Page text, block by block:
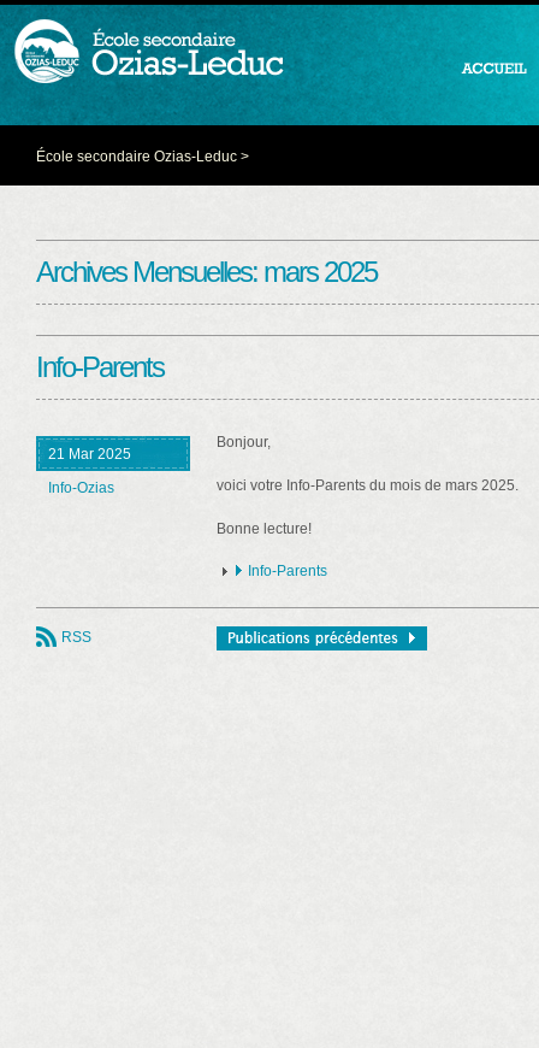
École secondaire Ozias-Leduc >
Archives Mensuelles: mars 2025
Info-Parents
21 Mar 2025
Info-Ozias
Bonjour,
voici votre Info-Parents du mois de mars 2025.
Bonne lecture!
Info-Parents
RSS